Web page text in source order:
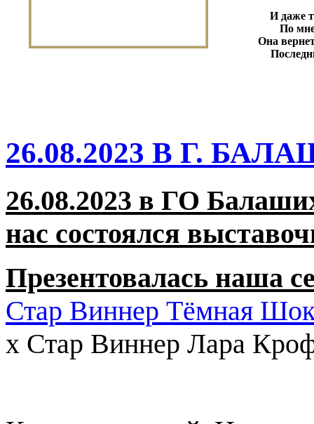
И даже
По
Она
26.08.2023 В Г.
26.08.2023 в ГО
нас состоялся
Презентовалась наша
Стар Виннер Тёмная
x Стар Виннер Лара